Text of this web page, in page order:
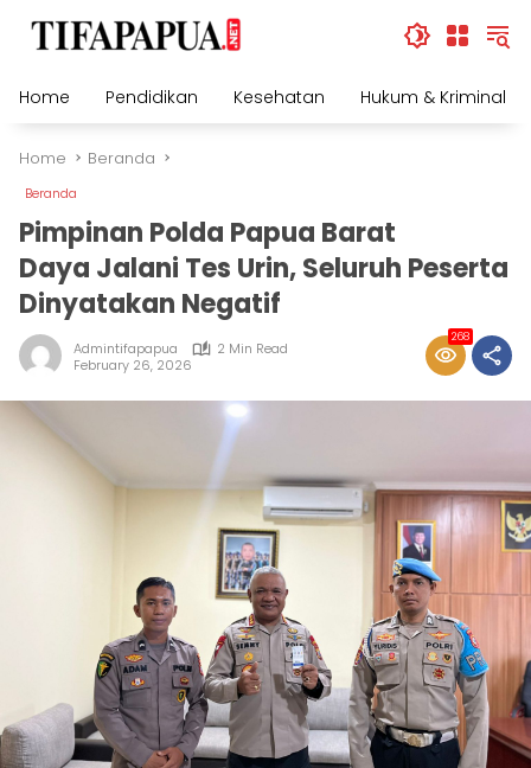
Home
Pendidikan Kesehatan Hukum & Kriminal
Home Beranda
Beranda
Pimpinan Polda Papua Barat
Daya Jalani Tes Urin, Seluruh Peserta
Dinyatakan Negatif
Admintifapapua
2 Min Read
February 26, 2026
268